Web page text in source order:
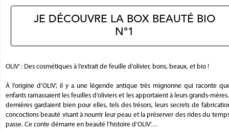
JE DÉCOUVRE LA BOX BEAUTÉ BIO
N°1
OLIV’ : Des cosmétiques à l’extrait de feuille d’olivier, bons, beaux, et bio !
À l’origine d’OLIV’, il y a une légende antique très mignonne qui raconte
enfants ramassaient les feuilles d’oliviers et les apportaient à leurs grands-
dernières gardaient bien pour elles, tels des trésors, leurs secrets de
concoctions beauté visant à nourrir leur peau et la préserver des rides du
passe. Ce conte démarre en beauté l’histoire d’OLIV’…